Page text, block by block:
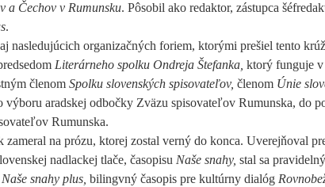
a Čechov v Rumunsku. Pôsobil ako redaktor, zástupca
.
nasledujúcich organizačných foriem, ktorými prešiel tento
Literárneho spolku Ondreja Štefanka, ktorý funguje v
členom Spolku slovenských spisovateľov, členom Únie
aradskej odbočky Zväzu spisovateľov Rumunska, do
Rumunska.
na prózu, ktorej zostal verný do konca. Uverejňoval
nadlackej tlače, časopisu Naše snahy, stal sa
Naše snahy plus, bilingvný časopis pre kultúrny dialóg